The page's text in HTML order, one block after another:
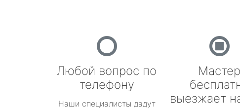
Любой вопрос по
телефону
Наши специалисты дадут
Мастер
выезжает